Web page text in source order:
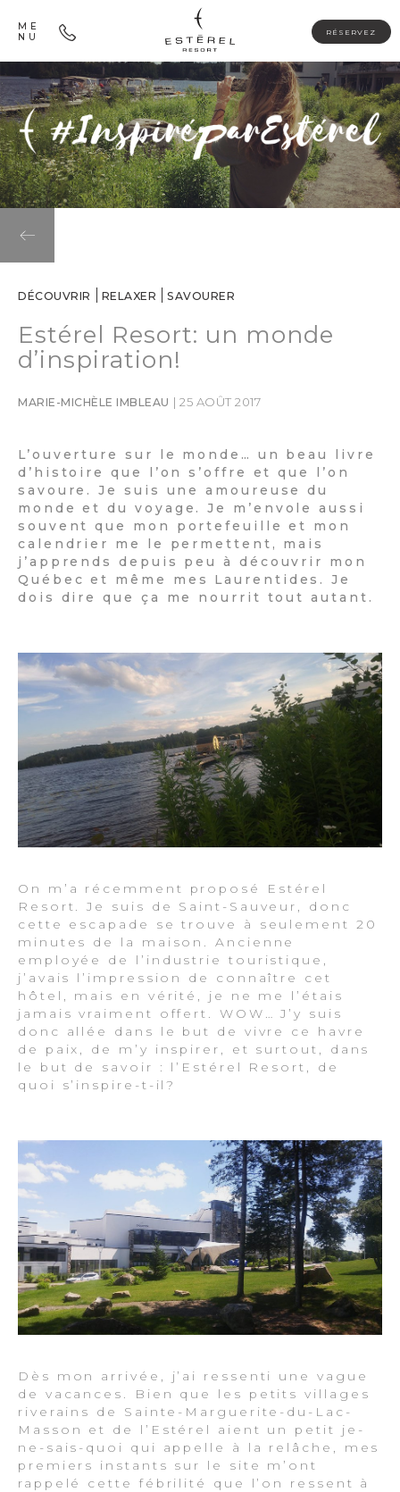
ME
NU
RÉSERVEZ
DÉCOUVRIR RELAXER SAVOURER
Estérel Resort: un monde
d’inspiration!
MARIE-MICHÈLE IMBLEAU | 25 AOÛT 2017
L’ouverture sur le monde… un beau livre
d’histoire que l’on s’offre et que l’on
savoure. Je suis une amoureuse du
monde et du voyage. Je m’envole aussi
souvent que mon portefeuille et mon
calendrier me le permettent, mais
j’apprends depuis peu à découvrir mon
Québec et même mes Laurentides. Je
dois dire que ça me nourrit tout autant.
On m’a récemment proposé Estérel
Resort. Je suis de Saint-Sauveur, donc
cette escapade se trouve à seulement 20
minutes de la maison. Ancienne
employée de l’industrie touristique,
j’avais l’impression de connaître cet
hôtel, mais en vérité, je ne me l’étais
jamais vraiment offert. WOW… J’y suis
donc allée dans le but de vivre ce havre
de paix, de m’y inspirer, et surtout, dans
le but de savoir : l’Estérel Resort, de
quoi s’inspire-t-il?
Dès mon arrivée, j’ai ressenti une vague
de vacances. Bien que les petits villages
riverains de Sainte-Marguerite-du-Lac-
Masson et de l’Estérel aient un petit je-
ne-sais-quoi qui appelle à la relâche, mes
premiers instants sur le site m’ont
rappelé cette fébrilité que l’on ressent à